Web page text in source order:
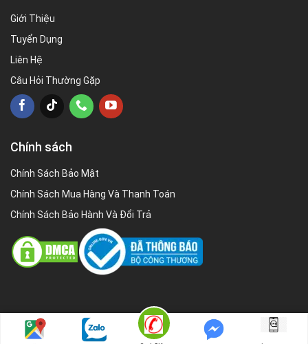
Giới Thiệu
Tuyển Dụng
Liên Hệ
Câu Hỏi Thường Gặp
Chính sách
Chính Sách Bảo Mật
Chính Sách Mua Hàng Và Thanh Toán
Chính Sách Bảo Hành Và Đổi Trả
Copyright 2026 ©Cholop.vn | Cholop.vn